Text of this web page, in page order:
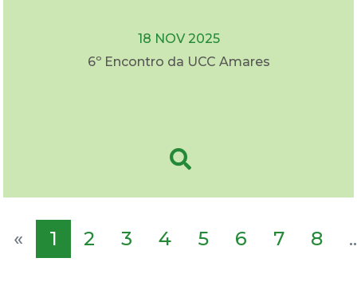
18 NOV 2025
6º Encontro da UCC Amares
« 1 2 3 4 5 6 7 8